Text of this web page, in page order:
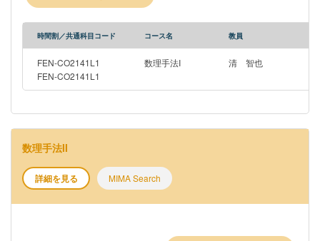
時間割／共通科目コード コース名 教員
FEN-CO2141L1
FEN-CO2141L1
数理手法I 清 智也
数理手法II
詳細を見る MIMA Search